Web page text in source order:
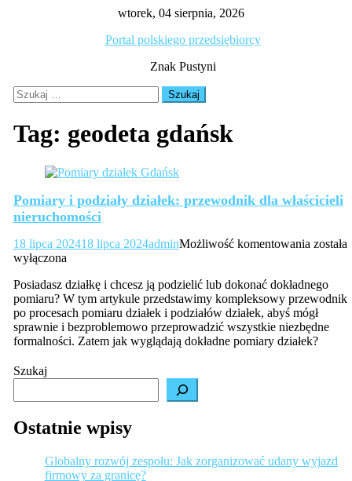
wtorek, 04 sierpnia, 2026
Portal polskiego przedsiębiorcy
Znak Pustyni
Szukaj:
Tag: geodeta gdańsk
Pomiary i podziały działek: przewodnik dla właścicieli
nieruchomości
18 lipca 202418 lipca 2024adminMożliwość komentowania
działek:
dla
została
wyłączona
Posiadasz działkę i chcesz ją podzielić lub dokonać dokładnego
pomiaru? W tym artykule przedstawimy kompleksowy przewodnik
po procesach pomiaru działek i podziałów działek, abyś mógł
sprawnie i bezproblemowo przeprowadzić wszystkie niezbędne
formalności. Zatem jak wyglądają dokładne pomiary działek?
Szukaj
Ostatnie wpisy
Globalny rozwój zespołu: Jak zorganizować udany wyjazd
firmowy za granicę?